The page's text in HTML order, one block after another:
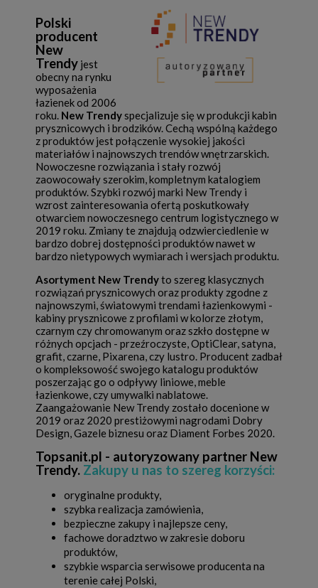
Polski
producent
New
Trendy jest
obecny na rynku
wyposażenia
łazienek od 2006
roku. New Trendyspecjalizuje się w produkcji kabin
prysznicowych i brodzików. Cechą wspólną każdego
z produktów jest połączenie wysokiej jakości
materiałów i najnowszych trendów wnętrzarskich.
Nowoczesne rozwiązania i stały rozwój
zaowocowały szerokim, kompletnym katalogiem
produktów. Szybki rozwój marki New Trendy i
wzrost zainteresowania ofertą poskutkowały
otwarciem nowoczesnego centrum logistycznego w
2019 roku. Zmiany te znajdują odzwierciedlenie w
bardzo dobrej dostępności produktów nawet w
bardzo nietypowych wymiarach i wersjach produktu.
Asortyment New Trendyto szereg klasycznych
rozwiązań prysznicowych oraz produkty zgodne z
najnowszymi, światowymi trendami łazienkowymi -
kabiny prysznicowe z profilami w kolorze złotym,
czarnym czy chromowanym oraz szkło dostępne w
różnych opcjach - przeźroczyste, OptiClear, satyna,
grafit, czarne, Pixarena, czy lustro. Producent zadbał
o kompleksowość swojego katalogu produktów
poszerzając go o odpływy liniowe, meble
łazienkowe, czy umywalki nablatowe.
Zaangażowanie New Trendy zostało docenione w
2019 oraz 2020 prestiżowymi nagrodami Dobry
Design, Gazele biznesu oraz Diament Forbes 2020.
Topsanit.pl - autoryzowany partner New
Trendy. Zakupy u nas to szereg korzyści:
oryginalne produkty,
szybka realizacja zamówienia,
bezpieczne zakupy i najlepsze ceny,
fachowe doradztwo w zakresie doboru
produktów,
szybkie wsparcia serwisowe producenta na
terenie całej Polski,